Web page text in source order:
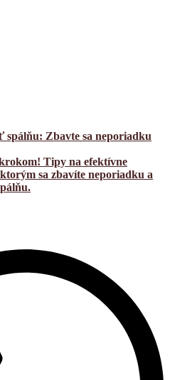
spálňu: Zbavte sa neporiadku
Tipy na efektívne
sa zbavíte neporiadku a